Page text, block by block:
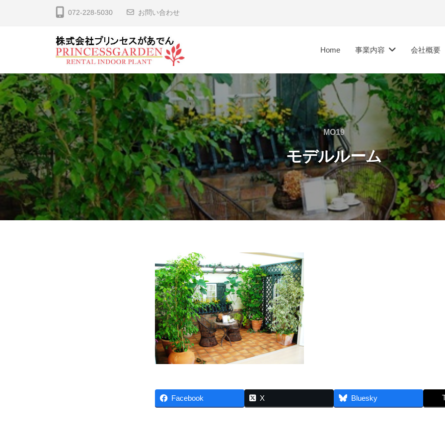
へ
ス
キ
ッ
プ
072-228-5030 お問い合わせ
株
式
会
社
プ
リ
ン
セ
ス
が
観
葉
植
物
の
レ
ン
タ
ル
、
リ
Home 事業内容 会社概要
MO19
モデルルーム
モ
デ
ル
ル
ー
2015
Facebook X Bluesky
式
社
プ
ン
セ
ス
が
あ
で
ん